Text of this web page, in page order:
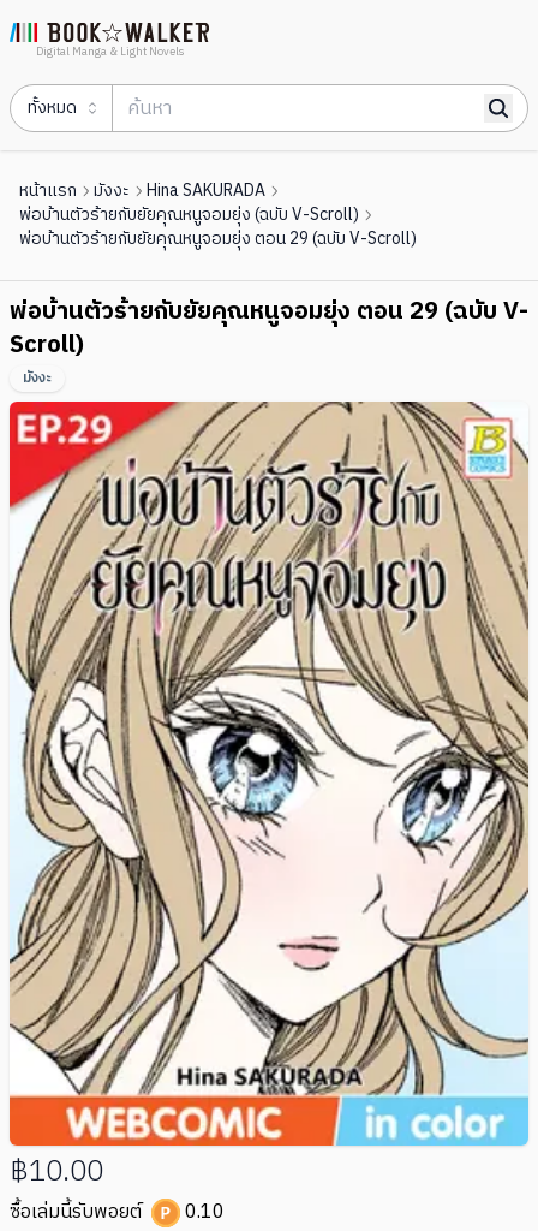
Digital Manga & Light Novels
ทั้งหมด
หน้าแรก มังงะ
Hina SAKURADA
พ่อบ้านตัวร้ายกับยัยคุณหนูจอมยุ่ง (ฉบับ V-Scroll)
พ่อบ้านตัวร้ายกับยัยคุณหนูจอมยุ่ง ตอน 29 (ฉบับ V-Scroll)
พ่อบ้านตัวร้ายกับยัยคุณหนูจอมยุ่ง ตอน 29 (ฉบับ V-
Scroll)
มังงะ
฿10.00
ซื้อเล่มนี้รับพอยต์ 0.10